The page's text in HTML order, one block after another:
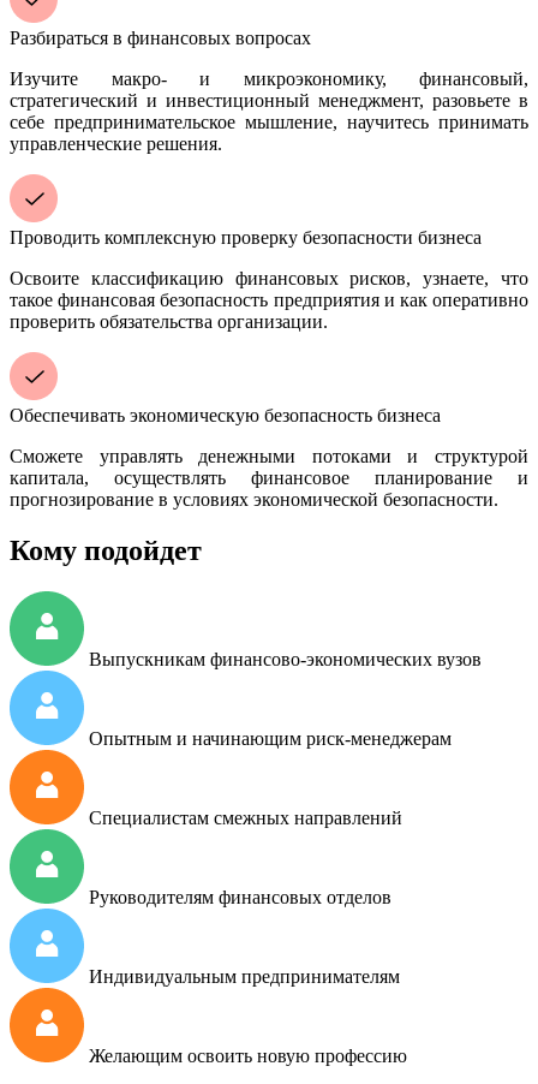
Разбираться в финансовых вопросах
Изучите макро- и микроэкономику, финансовый,
стратегический и инвестиционный менеджмент, разовьете в
себе предпринимательское мышление, научитесь принимать
управленческие решения.
Проводить комплексную проверку безопасности бизнеса
Освоите классификацию финансовых рисков, узнаете, что
такое финансовая безопасность предприятия и как оперативно
проверить обязательства организации.
Обеспечивать экономическую безопасность бизнеса
Сможете управлять денежными потоками и структурой
капитала, осуществлять финансовое планирование и
прогнозирование в условиях экономической безопасности.
Кому подойдет
Выпускникам финансово-экономических вузов
Опытным и начинающим риск-менеджерам
Специалистам смежных направлений
Руководителям финансовых отделов
Индивидуальным предпринимателям
Желающим освоить новую профессию